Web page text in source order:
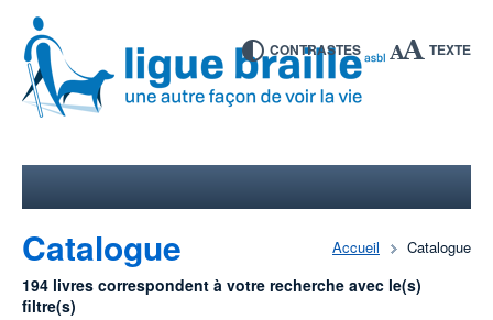
CONTRASTES TEXTE
Accueil Catalogue
Catalogue
194 livres correspondent à votre recherche avec le(s)
filtre(s)